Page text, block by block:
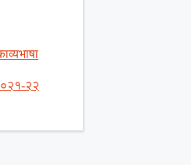
२२